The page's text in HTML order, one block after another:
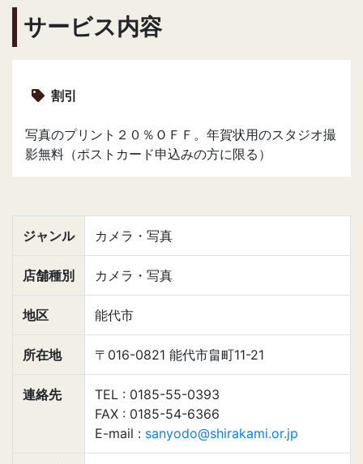
サービス内容
割引
写真のプリント２０％ＯＦＦ。年賀状用のスタジオ撮
影無料（ポストカード申込みの方に限る）
ジャンル カメラ・写真
店舗種別 カメラ・写真
地区 能代市
所在地 〒016-0821 能代市畠町11-21
連絡先
TEL : 0185-55-0393
FAX : 0185-54-6366
E-mail : sanyodo@shirakami.or.jp